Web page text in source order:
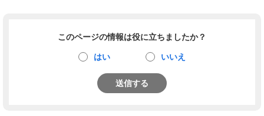
このページの情報は役に立ちましたか？
はい いいえ
送信する